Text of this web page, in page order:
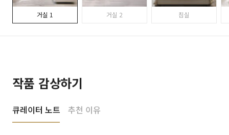
거실 1 거실 2 침실
작품 감상하기
큐레이터 노트 추천 이유